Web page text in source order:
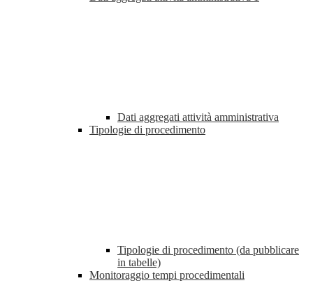
Dati aggregati attività amministrativa
Tipologie di procedimento
Tipologie di procedimento (da pubblicare
in tabelle)
Monitoraggio tempi procedimentali